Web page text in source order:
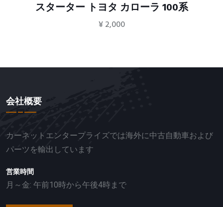
スターター トヨタ カローラ 100系
¥2,000
会社概要
カーネットエンタープライズでは海外に中古自動車および
パーツを輸出しています
営業時間
月～金: 午前10時から午後4時まで